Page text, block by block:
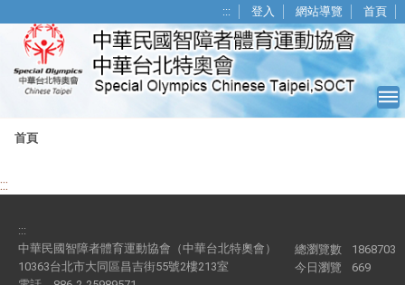
::: 登入 網站導覽 首頁
首頁
:::
:::
中華民國智障者體育運動協會（中華台北特奧會）
10363台北市大同區昌吉街55號2樓213室
總瀏覽數
1868703
今日瀏覽
669